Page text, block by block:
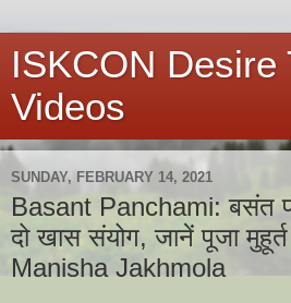
ISKCON Desire
Videos
SUNDAY, FEBRUARY 14, 2021
Basant Panchami: बसंत
दो खास संयोग, जानें पूजा
Manisha Jakhmola